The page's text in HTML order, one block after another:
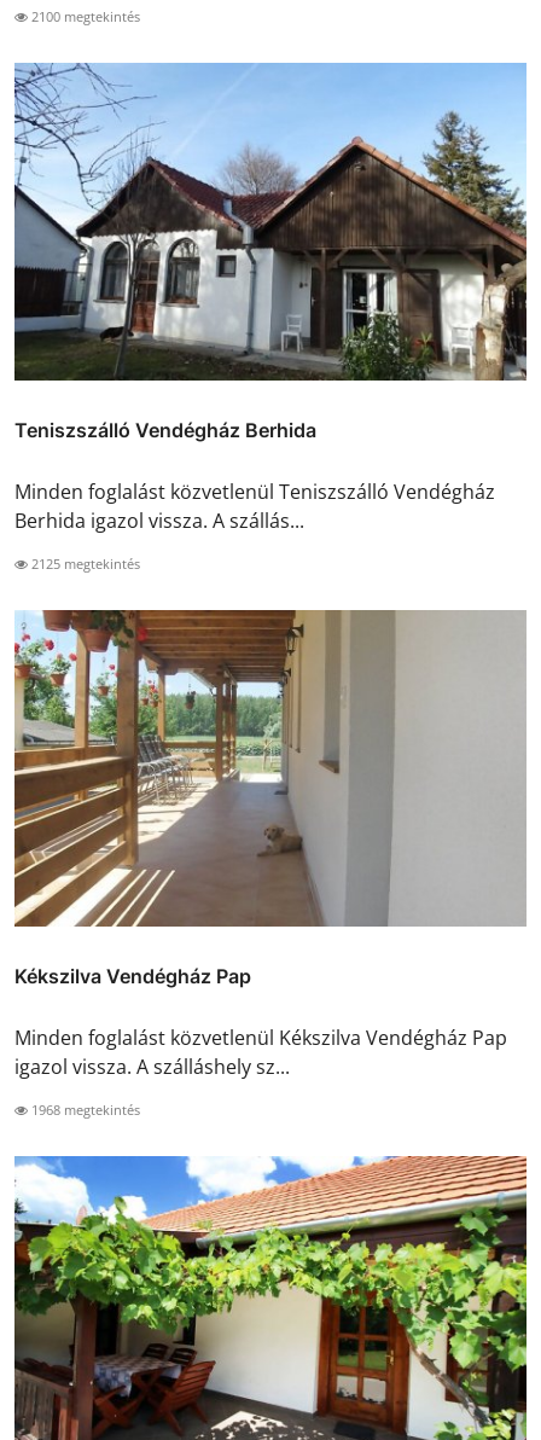
2100 megtekintés
Teniszszálló Vendégház Berhida
Minden foglalást közvetlenül Teniszszálló Vendégház
Berhida igazol vissza. A szállás...
2125 megtekintés
Kékszilva Vendégház Pap
Minden foglalást közvetlenül Kékszilva Vendégház Pap
igazol vissza. A szálláshely sz...
1968 megtekintés